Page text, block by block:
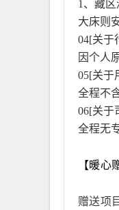
1、藏
大床则
04[关于
因个人
05[关于
全程不
06[关于
全程无
【暖心
赠送项